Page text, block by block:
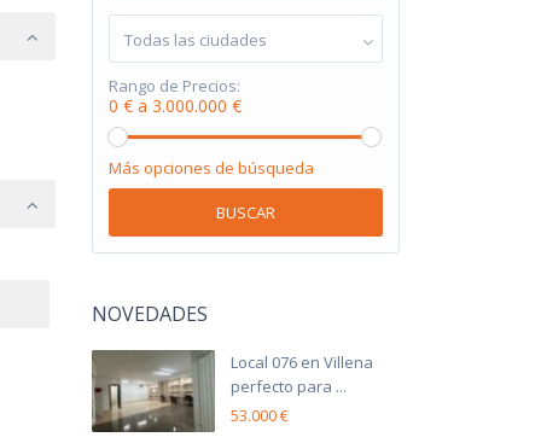
Todas las ciudades
Rango de Precios:
0 € a 3.000.000 €
Más opciones de búsqueda
BUSCAR
NOVEDADES
Local 076 en Villena
perfecto para ...
53.000 €